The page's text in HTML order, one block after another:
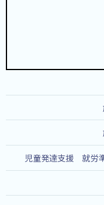
児童発達支援 就労